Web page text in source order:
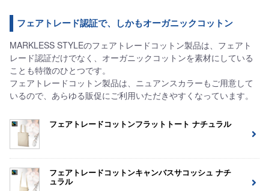
フェアトレード認証で、しかもオーガニックコットン
MARKLESS STYLEのフェアトレードコットン製品は、フェアト
レード認証だけでなく、オーガニックコットンを素材にしている
ことも特徴のひとつです。
フェアトレードコットン製品は、ニュアンスカラーもご用意して
いるので、あらゆる販促にご利用いただきやすくなっています。
フェアトレードコットンフラットトート ナチュラル
フェアトレードコットンキャンバスサコッシュ ナチ
ュラル